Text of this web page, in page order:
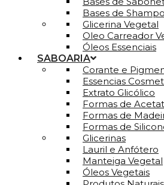
Bases de
Glicerina Vegetal
Oleo Carreador
Óleos Essenciais
SABOARIA
Corante e
Essencias
Extrato Glicólico
Formas de
Formas de
Formas de
Glicerinas
Lauril e Anfótero
Manteiga Vegetal
Óleos Vegetais